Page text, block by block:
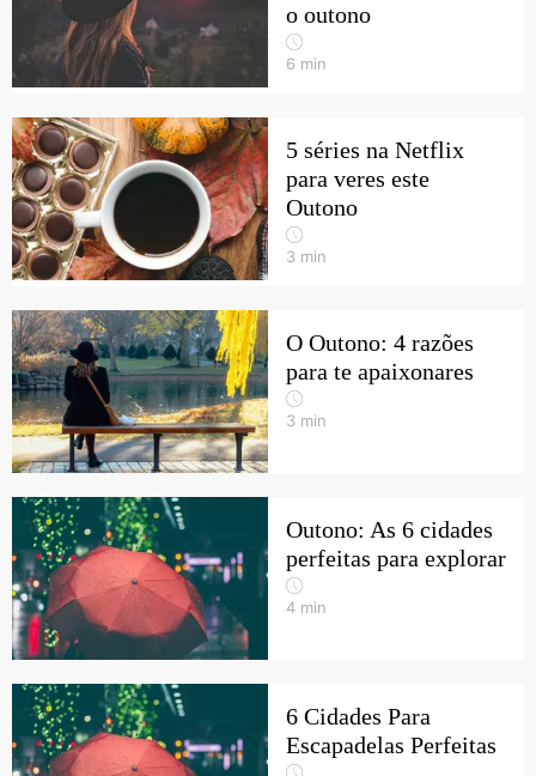
o outono
6 min
5 séries na Netflix
para veres este
Outono
3 min
O Outono: 4 razões
para te apaixonares
3 min
Outono: As 6 cidades
perfeitas para explorar
4 min
6 Cidades Para
Escapadelas Perfeitas